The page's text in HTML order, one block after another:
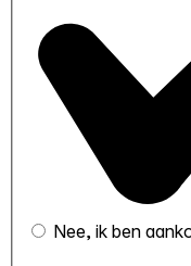
Nee, ik ben